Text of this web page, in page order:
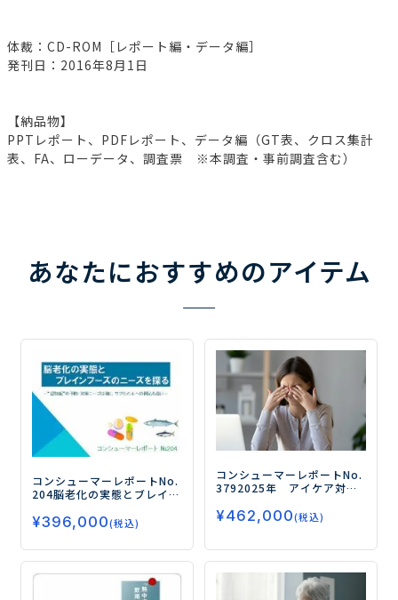
体裁：CD-ROM［レポート編・データ編］
発刊日：2016年8月1日
【納品物】
PPTレポート、PDFレポート、データ編（GT表、クロス集計
表、FA、ローデータ、調査票 ※本調査・事前調査含む）
あなたにおすすめのアイテム
コンシューマーレポートNo.
204脳老化の実態とブレイン
知症”の予防・対策ニーズは
強く、サプリメントへの関
心も高い―
¥396,000(税込)
コンシューマーレポートNo.
3792025年 アイケア対策
ニーズ分析ー今後は機能性
表示食品でないと戦えない
リガーを徹底分析！ー
¥462,000(税込)